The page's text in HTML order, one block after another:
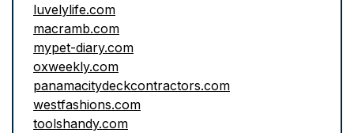
luvelylife.com
macramb.com
mypet-diary.com
oxweekly.com
panamacitydeckcontractors.com
westfashions.com
toolshandy.com